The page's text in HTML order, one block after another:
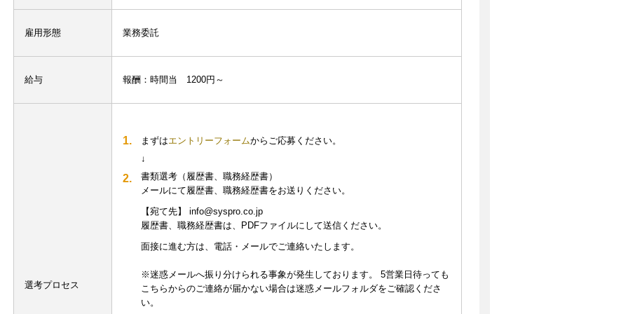
雇用形態 業務委託
給与 報酬：時間当 1200円～
選考プロセス
1. まずはエントリーフォームからご応募ください。
↓
2.
書類選考（履歴書、職務経歴書）
メールにて履歴書、職務経歴書をお送りください。
【宛て先】 info@syspro.co.jp
履歴書、職務経歴書は、PDFファイルにして送信ください。
面接に進む方は、電話・メールでご連絡いたします。
※迷惑メールへ振り分けられる事象が発生しております。 5営業日待っても
こちらからのご連絡が届かない場合は迷惑メールフォルダをご確認くださ
い。